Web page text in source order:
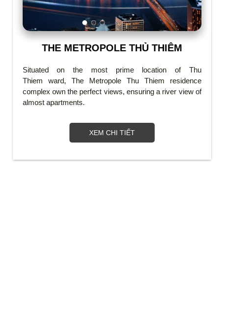
THE METROPOLE THỦ THIÊM
Situated on the most prime location of Thu
Thiem ward, The Metropole Thu Thiem residence
complex own the perfect views, ensuring a river view of
almost apartments.
XEM CHI TIẾT